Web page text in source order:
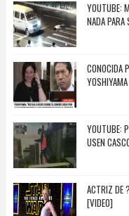
YOUTUBE:
NADA PARA
CONOCIDA
YOUTUBE:
USEN
ACTRIZ DE
[VIDEO]